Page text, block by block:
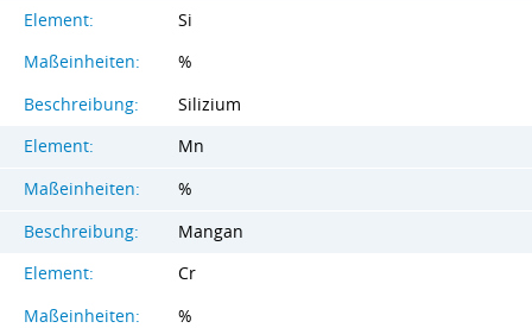
Element:
Si
Maßeinheiten:
%
Beschreibung:
Silizium
Element:
Mn
Maßeinheiten:
%
Beschreibung:
Mangan
Element:
Cr
Maßeinheiten:
%